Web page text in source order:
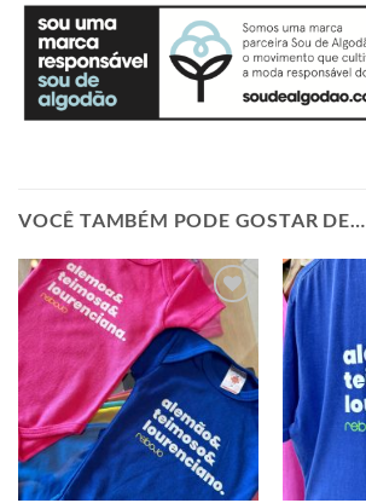
VOCÊ TAMBÉM PODE GOSTAR DE…
Adicionar
a minha
lista